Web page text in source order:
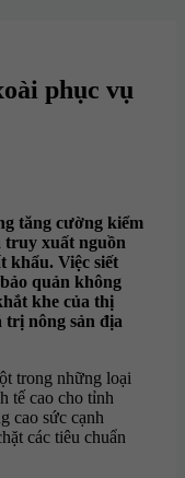
phục vụ
tăng cường kiểm
truy xuất nguồn
khẩu. Việc siết
quản không
khe của thị
trị nông sản địa
trong những loại
tế cao cho tỉnh
cao sức cạnh
các tiêu chuẩn